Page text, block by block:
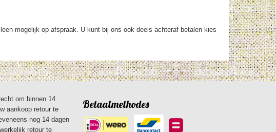
mogelijk op afspraak. U kunt bij ons ook deels achteraf betalen kies
om binnen 14
aankoop retour te
nog 14 dagen
retour te
Betaalmethodes